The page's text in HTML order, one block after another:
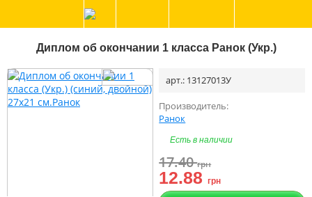
Диплом об окончании 1 класса Ранок (Укр.)
арт.: 13127013У
Производитель:
Ранок
Есть в наличии
17.40грн
12.88грн